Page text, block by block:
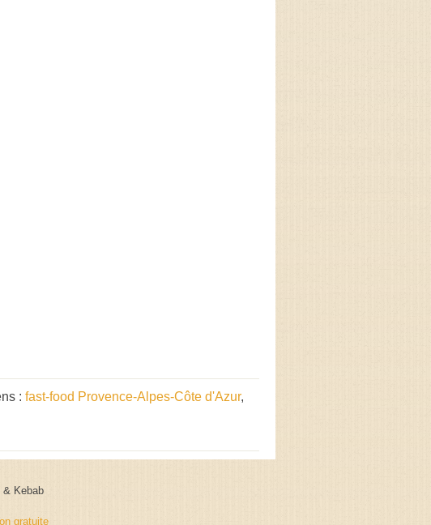
: fast-food Provence-Alpes-Côte d'Azur,
& Kebab
gratuite